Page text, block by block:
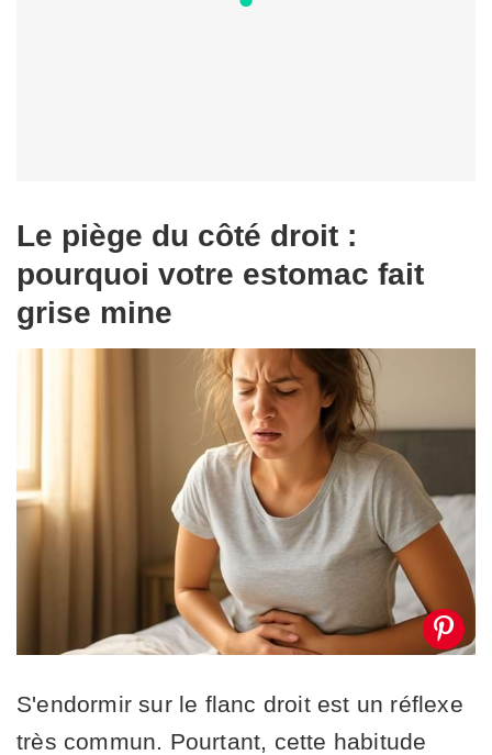
Le piège du côté droit :
pourquoi votre estomac fait
grise mine
S'endormir sur le flanc droit est un réflexe
très commun. Pourtant, cette habitude